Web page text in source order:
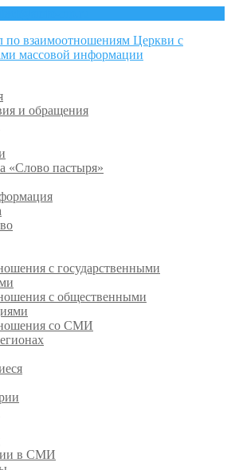
и обращения
«Слово пастыря»
с государственными
с общественными
со СМИ
в СМИ